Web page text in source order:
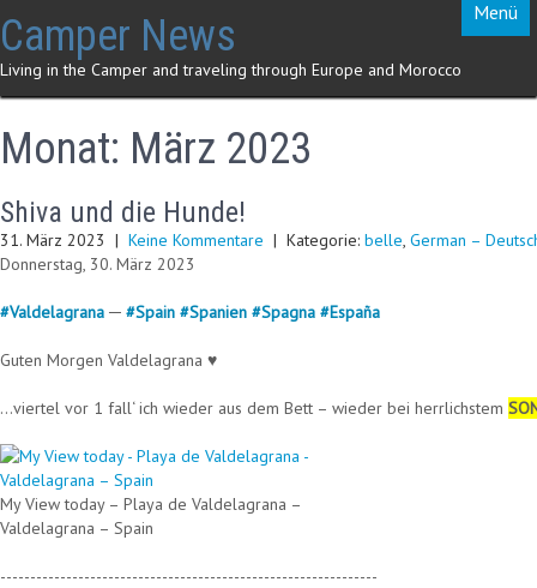
to
content
Camper News
Living in the Camper and traveling through Europe and Morocco
Menü
Monat: März 2023
Shiva und die Hunde!
31. März 2023 | Keine Kommentare | Kategorie: belle, German –
Donnerstag, 30. März 2023
#Valdelagrana ─ #Spain #Spanien #Spagna #España
Guten Morgen Valdelagrana ♥
…viertel vor 1 fall‘ ich wieder aus dem Bett – wieder bei herrlichstem
My View today – Playa de Valdelagrana –
Valdelagrana – Spain
---------------------------------------------------------------